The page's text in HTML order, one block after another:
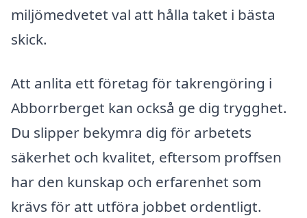
miljömedvetet val att hålla taket i bästa
skick.
Att anlita ett företag för takrengöring i
Abborrberget kan också ge dig trygghet.
Du slipper bekymra dig för arbetets
säkerhet och kvalitet, eftersom proffsen
har den kunskap och erfarenhet som
krävs för att utföra jobbet ordentligt.